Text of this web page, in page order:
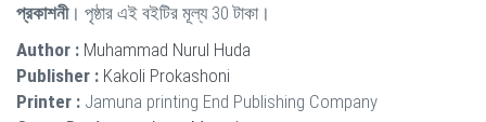
প্রকাশনী। পৃষ্ঠার এই বইটির মূল্য 30 টাকা।
Author : Muhammad Nurul Huda
Publisher : Kakoli Prokashoni
Printer : Jamuna printing End Publishing Company